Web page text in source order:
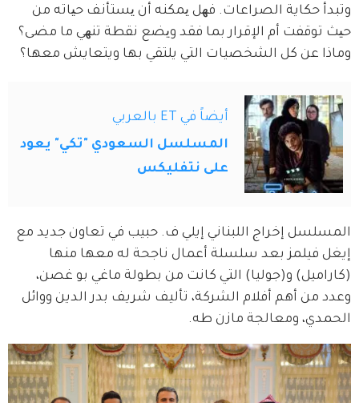
وتبدأ حكاية الصراعات. فھل یمكنه أن یستأنف حیاته من
حیث توقفت أم الإقرار بما فقد ویضع نقطة تنھي ما مضى؟
وماذا عن كل الشخصيات التي يلتقي بها ويتعايش معها؟
أيضاً في ET بالعربي
المسلسل السعودي "تكي" يعود
على نتفليكس
المسلسل إخراج اللبناني إيلي ف. حبيب في تعاون جديد مع
إيغل فيلمز بعد سلسلة أعمال ناجحة له معها منها
(كاراميل) و(جوليا) التي كانت من بطولة ماغي بو غصن،
وعدد من أهم أفلام الشركة، تأليف شريف بدر الدين ووائل
الحمدي، ومعالجة مازن طه.